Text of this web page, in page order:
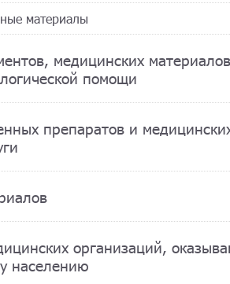
материалы
медицинских
помощи
препаратов и
организаций,
населению